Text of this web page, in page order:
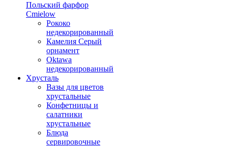
Польский фарфор
Сmielow
Рококо
недекорированный
Камелия Серый
орнамент
Oktawa
недекорированный
Хрусталь
Вазы для цветов
хрустальные
Конфетницы и
салатники
хрустальные
Блюда
сервировочные